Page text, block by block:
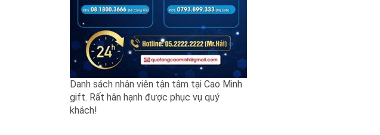
Danh sách nhân viên tận tâm tại Cao Minh
gift. Rất hân hạnh được phục vụ quý
khách!